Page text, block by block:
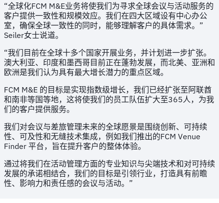
“全球化FCM M&E业务将使我们为寻求全球会议与活动服务的
客户提供一致性和规模效应。我们在四大区域设有中心办公
室，确保全球一致性的同时，能够理解客户的具体需求。”
Seiler女士说道。
“我们目前在全球十多个国家开展业务，并计划进一步扩张。
澳大利亚、印度和墨西哥目前正在蓬勃发展，而北美、亚洲和
欧洲是我们认为具有最大增长潜力的重点区域。
FCM M&E 的目标是实现指数级增长，我们已经扩张至阿联酋
和南非等国等地，这将使我们的员工队伍扩大至365人，为我
们的客户提供服务。
我们对会议与差旅管理未来的全球愿景是围绕创新、可持续
性、可及性和无缝技术集成，例如我们推出的FCM Venue
Finder 平台，旨在提升客户的整体体验。
通过将我们在活动管理方面的专业知识与尖端技术和对可持续
发展的承诺相结合，我们的目标是引领行业，打造具有前瞻
性、影响力和责任感的会议与活动。”